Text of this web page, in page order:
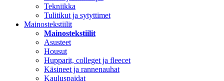
Tekniikka
Tulitikut ja sytyttimet
Mainostekstiilit
Mainostekstiilit
Asusteet
Housut
Hupparit, colleget ja fleecet
Käsineet ja rannenauhat
Kauluspaidat